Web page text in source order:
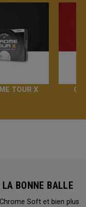
TOUR X
BONNE BALLE
Soft et bien plus